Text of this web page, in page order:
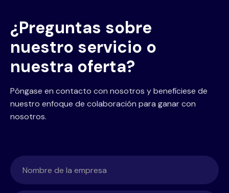
¿Preguntas sobre
nuestro servicio o
nuestra oferta?
Póngase en contacto con nosotros y benefíciese de
nuestro enfoque de colaboración para ganar con
nosotros.